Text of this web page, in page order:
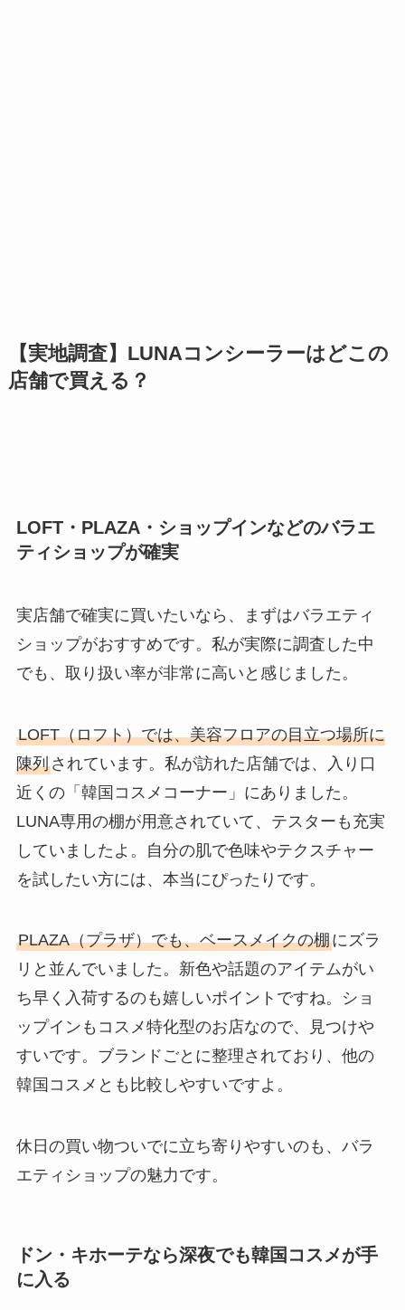
【実地調査】LUNAコンシーラーはどこの
店舗で買える？
LOFT・PLAZA・ショップインなどのバラエ
ティショップが確実
実店舗で確実に買いたいなら、まずはバラエティ
ショップがおすすめです。私が実際に調査した中
でも、取り扱い率が非常に高いと感じました。
LOFT（ロフト）では、美容フロアの目立つ場所に
陳列されています。私が訪れた店舗では、入り口
近くの「韓国コスメコーナー」にありました。
LUNA専用の棚が用意されていて、テスターも充実
していましたよ。自分の肌で色味やテクスチャー
を試したい方には、本当にぴったりです。
PLAZA（プラザ）でも、ベースメイクの棚にズラ
リと並んでいました。新色や話題のアイテムがい
ち早く入荷するのも嬉しいポイントですね。ショ
ップインもコスメ特化型のお店なので、見つけや
すいです。ブランドごとに整理されており、他の
韓国コスメとも比較しやすいですよ。
休日の買い物ついでに立ち寄りやすいのも、バラ
エティショップの魅力です。
ドン・キホーテなら深夜でも韓国コスメが手
に入る